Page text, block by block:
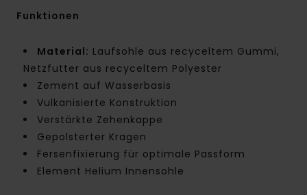
Funktionen
Material: Laufsohle aus recyceltem Gummi,
Netzfutter aus recyceltem Polyester
Zement auf Wasserbasis
Vulkanisierte Konstruktion
Verstärkte Zehenkappe
Gepolsterter Kragen
Fersenfixierung für optimale Passform
Element Helium Innensohle